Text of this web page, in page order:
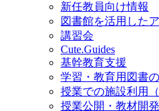
新任教員向け情報
図書館を活用した
講習会
Cute.Guides
基幹教育支援
学習・教育用図書
授業での施設利用
授業公開・教材開発